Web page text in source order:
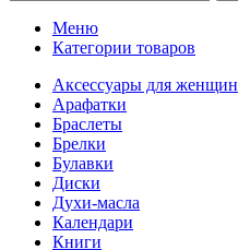
Меню
Категории товаров
Аксессуары для женщин
Арафатки
Браслеты
Брелки
Булавки
Диски
Духи-масла
Календари
Книги